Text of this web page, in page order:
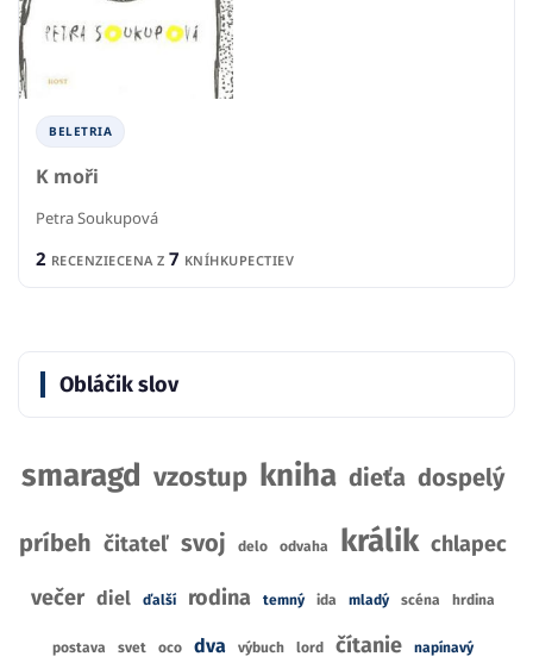
BELETRIA
K moři
Petra Soukupová
2 RECENZIECENA Z 7 KNÍHKUPECTIEV
Obláčik slov
smaragd vzostup kniha dieťa dospelý
príbeh čitateľ svoj delo odvaha králik chlapec
večer diel ďalší rodina temný ida mladý scéna hrdina
postava svet oco dva výbuch lord čítanie napínavý